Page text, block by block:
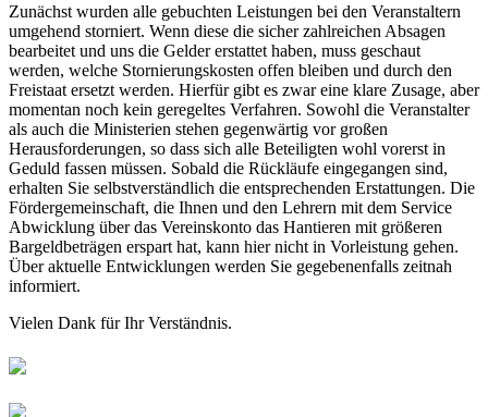
Zunächst wurden alle gebuchten Leistungen bei den Veranstaltern
umgehend storniert. Wenn diese die sicher zahlreichen Absagen
bearbeitet und uns die Gelder erstattet haben, muss geschaut
werden, welche Stornierungskosten offen bleiben und durch den
Freistaat ersetzt werden. Hierfür gibt es zwar eine klare Zusage, aber
momentan noch kein geregeltes Verfahren. Sowohl die Veranstalter
als auch die Ministerien stehen gegenwärtig vor großen
Herausforderungen, so dass sich alle Beteiligten wohl vorerst in
Geduld fassen müssen. Sobald die Rückläufe eingegangen sind,
erhalten Sie selbstverständlich die entsprechenden Erstattungen. Die
Fördergemeinschaft, die Ihnen und den Lehrern mit dem Service
Abwicklung über das Vereinskonto das Hantieren mit größeren
Bargeldbeträgen erspart hat, kann hier nicht in Vorleistung gehen.
Über aktuelle Entwicklungen werden Sie gegebenenfalls zeitnah
informiert.
Vielen Dank für Ihr Verständnis.